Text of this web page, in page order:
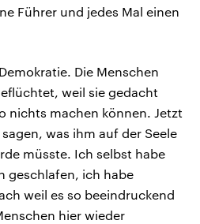
Führer und jedes Mal einen
Die Menschen
weil sie gedacht
nichts machen können. Jetzt
was ihm auf der Seele
müsste. Ich selbst habe
geschlafen, ich habe
weil es so beeindruckend
hier wieder